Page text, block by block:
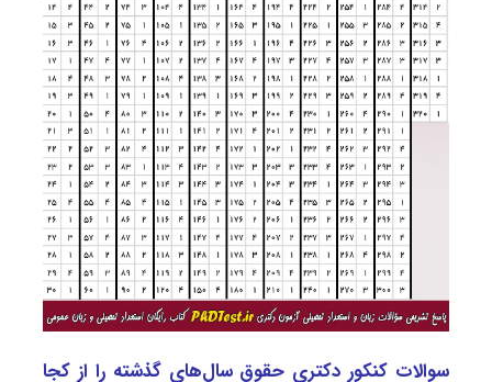
سوالات کنکور دکتری حقوق سال‌های گذشته را از کجا